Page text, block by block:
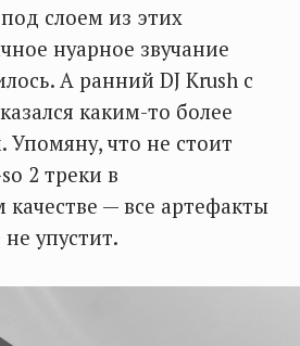
слоем из этих
нуарное звучание
А ранний DJ Krush с
каким-то более
Упомяну, что не стоит
2 треки в
— все артефакты
упустит.